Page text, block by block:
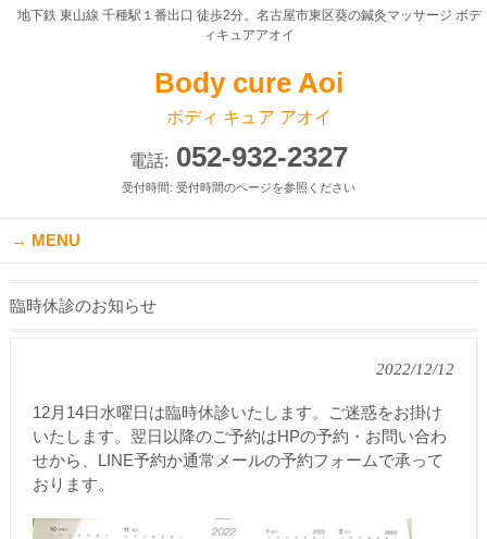
地下鉄 東山線 千種駅１番出口 徒歩2分。名古屋市東区葵の鍼灸マッサージ ボデ
ィキュアアオイ
Body cure Aoi
ボディ キュア アオイ
電話: 052-932-2327
受付時間: 受付時間のページを参照ください
MENU
臨時休診のお知らせ
2022/12/12
12月14日水曜日は臨時休診いたします。ご迷惑をお掛け
いたします。翌日以降のご予約はHPの予約・お問い合わ
せから、LINE予約か通常メールの予約フォームで承って
おります。